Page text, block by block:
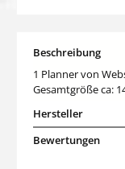
Beschreibung
1 Planner von
Gesamtgröße ca:
Hersteller
Bewertungen